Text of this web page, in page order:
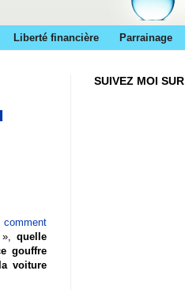
Liberté financière Parrainage
comment
»,quelle
gouffre
voiture
SUIVEZ MOI SUR